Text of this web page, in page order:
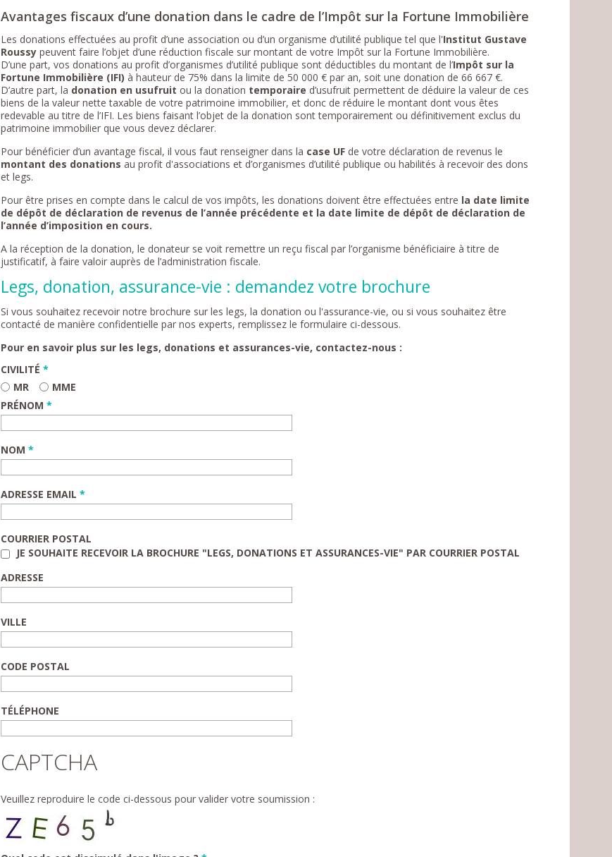
Avantages fiscaux d’une donation dans le cadre de l’Impôt sur la Fortune Immobilière
Les donations effectuées au profit d’une association ou d’un organisme d’utilité publique tel que l'Institut Gustave
Roussy peuvent faire l’objet d’une réduction fiscale sur montant de votre Impôt sur la Fortune Immobilière.
D’une part, vos donations au profit d’organismes d’utilité publique sont déductibles du montant de l’Impôt sur la
Fortune Immobilière (IFI) à hauteur de 75% dans la limite de 50 000 € par an, soit une donation de 66 667 €.
D’autre part, la donation en usufruit ou la donation temporaire d’usufruit permettent de déduire la valeur de ces
biens de la valeur nette taxable de votre patrimoine immobilier, et donc de réduire le montant dont vous êtes
redevable au titre de l’IFI. Les biens faisant l’objet de la donation sont temporairement ou définitivement exclus du
patrimoine immobilier que vous devez déclarer.
Pour bénéficier d’un avantage fiscal, il vous faut renseigner dans la case UF de votre déclaration de revenus le
montant des donations au profit d'associations et d’organismes d’utilité publique ou habilités à recevoir des dons
et legs.
Pour être prises en compte dans le calcul de vos impôts, les donations doivent être effectuées entre la date limite
de dépôt de déclaration de revenus de l’année précédente et la date limite de dépôt de déclaration de
l’année d’imposition en cours.
A la réception de la donation, le donateur se voit remettre un reçu fiscal par l’organisme bénéficiaire à titre de
justificatif, à faire valoir auprès de l’administration fiscale.
Legs, donation, assurance-vie : demandez votre brochure
Si vous souhaitez recevoir notre brochure sur les legs, la donation ou l'assurance-vie, ou si vous souhaitez être
contacté de manière confidentielle par nos experts, remplissez le formulaire ci-dessous.
Pour en savoir plus sur les legs, donations et assurances-vie, contactez-nous :
CIVILITÉ*
MR
MME
PRÉNOM*
NOM*
ADRESSE EMAIL*
COURRIER POSTAL
JE SOUHAITE RECEVOIR LA BROCHURE "LEGS, DONATIONS ET ASSURANCES-VIE" PAR COURRIER POSTAL
ADRESSE
VILLE
CODE POSTAL
TÉLÉPHONE
CAPTCHA
Veuillez reproduire le code ci-dessous pour valider votre soumission :